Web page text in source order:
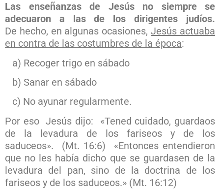
Las enseñanzas de Jesús no siempre se
adecuaron a las de los dirigentes judíos.
De hecho, en algunas ocasiones, Jesús actuaba
en contra de las costumbres de la época:
a) Recoger trigo en sábado
b) Sanar en sábado
c) No ayunar regularmente.
Por eso Jesús dijo: «Tened cuidado, guardaos
de la levadura de los fariseos y de los
saduceos». (Mt. 16:6) «Entonces entendieron
que no les había dicho que se guardasen de la
levadura del pan, sino de la doctrina de los
fariseos y de los saduceos.» (Mt. 16:12)